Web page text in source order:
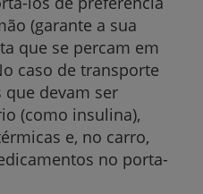
(garante a sua
que se percam em
caso de transporte
devam ser
(como insulina),
e, no carro,
no porta-